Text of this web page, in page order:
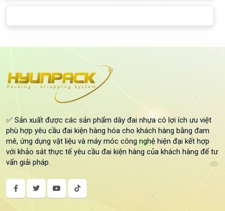
✅ Sản xuất được các sản phẩm dây đai nhựa có lợi ích ưu việt
phù hợp yêu cầu đai kiện hàng hóa cho khách hàng bằng đam
mê, ứng dụng vật liệu và máy móc công nghệ hiện đại kết hợp
với khảo sát thực tế yêu cầu đai kiện hàng của khách hàng để tư
vấn giải pháp.